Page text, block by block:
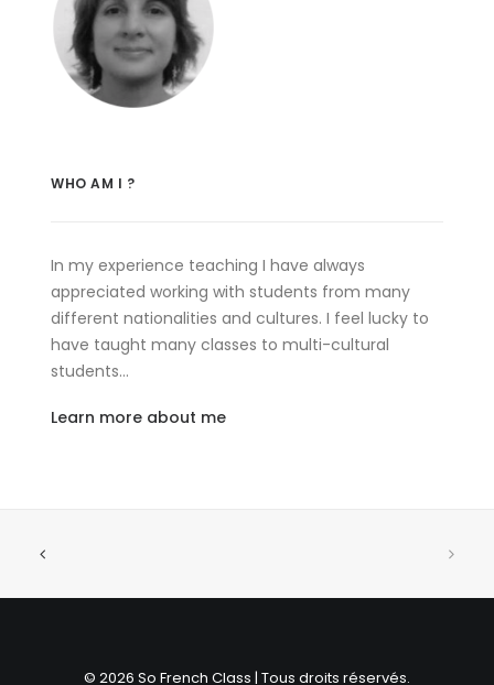
WHO AM I ?
In my experience teaching I have always
appreciated working with students from many
different nationalities and cultures. I feel lucky to
have taught many classes to multi-cultural
students…
Learn more about me
© 2026 So French Class | Tous droits réservés.